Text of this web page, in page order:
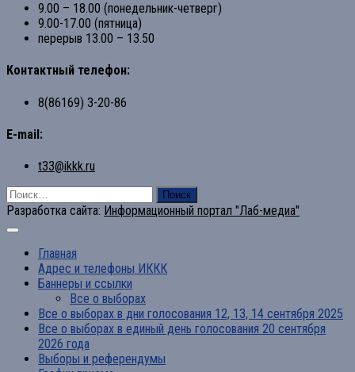
9.00 – 18.00 (понедельник-четверг)
9.00-17.00 (пятница)
перерыв 13.00 – 13.50
Контактный телефон:
8(86169) 3-20-86
E-mail:
t33@ikkk.ru
Найти:
Разработка сайта: Информационный портал "Лаб-медиа"
Главная
Адрес и телефоны ИККК
Баннеры и ссылки
Все о выборах
Все о выборах в дни голосования 12, 13, 14 сентября 2025
Все о выборах в единый день голосования 20 сентября
2026 года
Выборы и референдумы